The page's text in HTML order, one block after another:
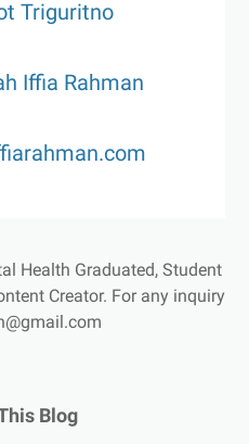
Triguritno
Iffia Rahman
Health Graduated, Student
Creator. For any inquiry
Blog